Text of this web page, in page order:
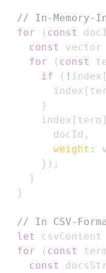
// In-Memory-
for
( const
const
vector
for
( const
if
( ! index [
        index
[
}
      index
[ term ]
        docId
,
weight :
} ) ;
}
}
// In CSV-
let
csvContent
for
( const
const